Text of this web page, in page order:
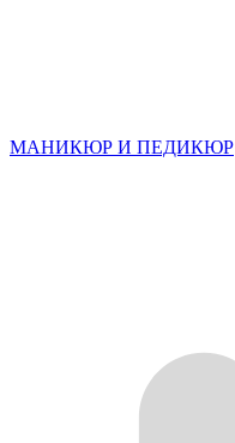
МАНИКЮР И ПЕДИКЮР